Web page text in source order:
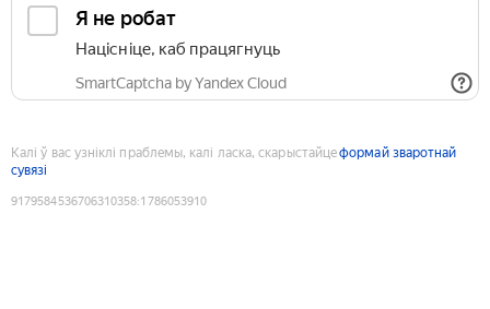
Я не робат
Націсніце, каб працягнуць
SmartCaptcha by Yandex Cloud
Калі ў вас узніклі праблемы, калі ласка, скарыстайцеформай зваротнай
сувязі
9179584536706310358:1786053910